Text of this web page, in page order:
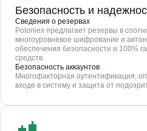
Безопасность и
Сведения о резервах
Poloniex предлагает резервы в
многоуровневое шифрование и
обеспечения безопасности и 100%
средств.
Безопасность аккаунтов
Многофакторная аутентификация,
входе в систему и защита от